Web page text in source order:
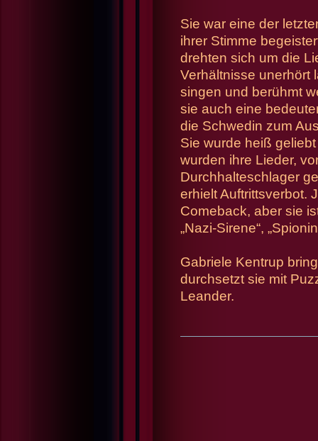
Sie war eine der
ihrer Stimme
drehten sich um die
Verhältnisse unerhört
singen und berühmt
sie auch eine
die Schwedin zum
Sie wurde heiß
wurden ihre Lieder,
Durchhalteschlager
erhielt Auftrittsverbot.
Comeback, aber sie
„Nazi-Sirene“,
Gabriele Kentrup
durchsetzt sie mit
Leander.